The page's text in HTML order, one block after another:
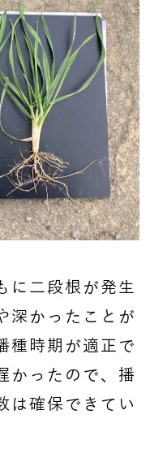
に二段根が発生
深かったことが
種時期が適正で
かったので、播
は確保できてい